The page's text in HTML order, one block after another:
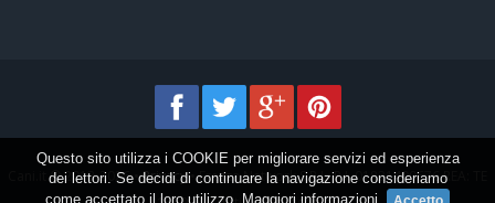
Cani.it © 2013-2026 •Privacy•Frezza Network S.R.L. P.I. 01821400676 REA: TE
Questo sito utilizza i COOKIE per migliorare servizi ed esperienza
dei lettori. Se decidi di continuare la navigazione consideriamo
come accettato il loro utilizzo.
Maggiori informazioni